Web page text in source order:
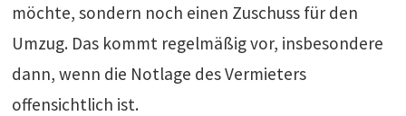
möchte, sondern noch einen Zuschuss für den
Umzug. Das kommt regelmäßig vor, insbesondere
dann, wenn die Notlage des Vermieters
offensichtlich ist.